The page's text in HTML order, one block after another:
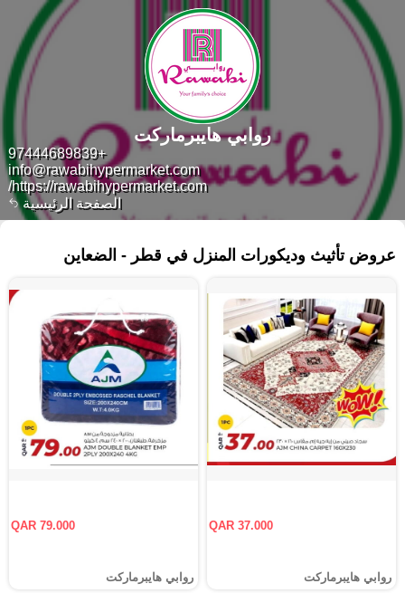
الصفحة الرئيسية
+97444689839
info@rawabihypermarket.com
https://rawabihypermarket.com/
روابي هايبرماركت
عروض تأثيث وديكورات المنزل في قطر - الضعاين
QAR 37.000
روابي هايبرماركت
QAR 79.000
روابي هايبرماركت